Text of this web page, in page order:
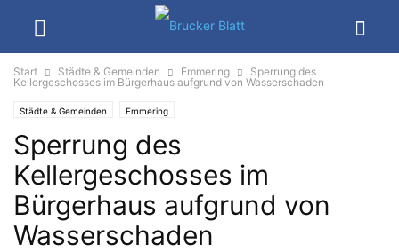
Start Städte & Gemeinden Emmering
Sperrung des
Kellergeschosses im Bürgerhaus aufgrund von Wasserschaden
Städte & Gemeinden Emmering
Sperrung des
Kellergeschosses im
Bürgerhaus aufgrund von
Wasserschaden